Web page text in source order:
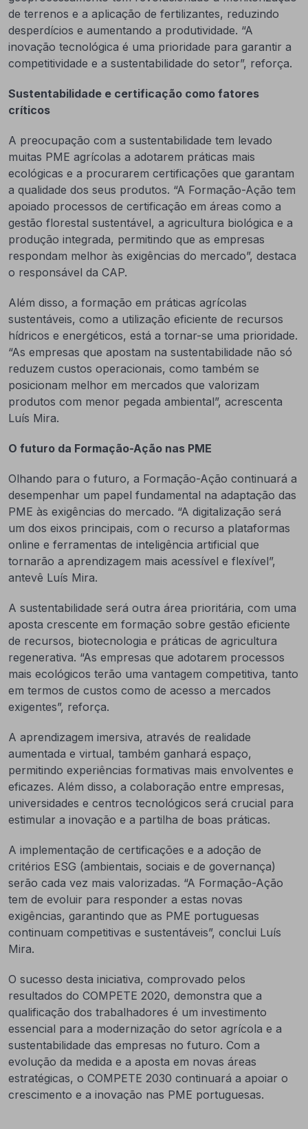
de terrenos e a aplicação de fertilizantes, reduzindo
desperdícios e aumentando a produtividade. “A
inovação tecnológica é uma prioridade para garantir a
competitividade e a sustentabilidade do setor”, reforça.
Sustentabilidade e certificação como fatores
críticos
A preocupação com a sustentabilidade tem levado
muitas PME agrícolas a adotarem práticas mais
ecológicas e a procurarem certificações que garantam
a qualidade dos seus produtos. “A Formação-Ação tem
apoiado processos de certificação em áreas como a
gestão florestal sustentável, a agricultura biológica e a
produção integrada, permitindo que as empresas
respondam melhor às exigências do mercado”, destaca
o responsável da CAP.
Além disso, a formação em práticas agrícolas
sustentáveis, como a utilização eficiente de recursos
hídricos e energéticos, está a tornar-se uma prioridade.
“As empresas que apostam na sustentabilidade não só
reduzem custos operacionais, como também se
posicionam melhor em mercados que valorizam
produtos com menor pegada ambiental”, acrescenta
Luís Mira.
O futuro da Formação-Ação nas PME
Olhando para o futuro, a Formação-Ação continuará a
desempenhar um papel fundamental na adaptação das
PME às exigências do mercado. “A digitalização será
um dos eixos principais, com o recurso a plataformas
online e ferramentas de inteligência artificial que
tornarão a aprendizagem mais acessível e flexível”,
antevê Luís Mira.
A sustentabilidade será outra área prioritária, com uma
aposta crescente em formação sobre gestão eficiente
de recursos, biotecnologia e práticas de agricultura
regenerativa. “As empresas que adotarem processos
mais ecológicos terão uma vantagem competitiva, tanto
em termos de custos como de acesso a mercados
exigentes”, reforça.
A aprendizagem imersiva, através de realidade
aumentada e virtual, também ganhará espaço,
permitindo experiências formativas mais envolventes e
eficazes. Além disso, a colaboração entre empresas,
universidades e centros tecnológicos será crucial para
estimular a inovação e a partilha de boas práticas.
A implementação de certificações e a adoção de
critérios ESG (ambientais, sociais e de governança)
serão cada vez mais valorizadas. “A Formação-Ação
tem de evoluir para responder a estas novas
exigências, garantindo que as PME portuguesas
continuam competitivas e sustentáveis”, conclui Luís
Mira.
O sucesso desta iniciativa, comprovado pelos
resultados do COMPETE 2020, demonstra que a
qualificação dos trabalhadores é um investimento
essencial para a modernização do setor agrícola e a
sustentabilidade das empresas no futuro. Com a
evolução da medida e a aposta em novas áreas
estratégicas, o COMPETE 2030 continuará a apoiar o
crescimento e a inovação nas PME portuguesas.